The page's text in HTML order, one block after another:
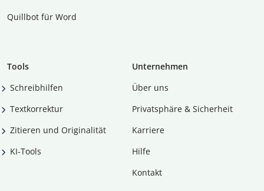
Quillbot für Word
Tools
Schreibhilfen
Textkorrektur
Zitieren und Originalität
KI-Tools
Unternehmen
Über uns
Privatsphäre & Sicherheit
Karriere
Hilfe
Kontakt